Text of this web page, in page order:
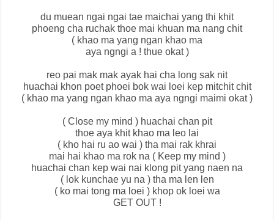
du muean ngai ngai tae maichai yang thi khit
phoeng cha ruchak thoe mai khuan ma nang chit
( khao ma yang ngan khao ma
aya ngngi a ! thue okat )
reo pai mak mak ayak hai cha long sak nit
huachai khon poet phoei bok wai loei kep mitchit chit
( khao ma yang ngan khao ma aya ngngi maimi okat )
( Close my mind ) huachai chan pit
thoe aya khit khao ma leo lai
( kho hai ru ao wai ) tha mai rak khrai
mai hai khao ma rok na ( Keep my mind )
huachai chan kep wai nai klong pit yang naen na
( lok kunchae yu na ) tha ma len len
( ko mai tong ma loei ) khop ok loei wa
GET OUT !